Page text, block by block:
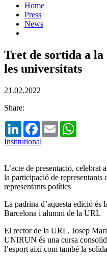
Home
Press
News
Tret de sortida a
les universitats
21.02.2022
Share:
LinkedInFacebook
Email
Institutional
L’acte de presentació, celebrat
la participació de representants
representants polítics
La padrina d’aquesta edició
Barcelona i alumni de la URL
El rector de la URL, Josep
UNIRUN és una cursa
l’esport així com també la